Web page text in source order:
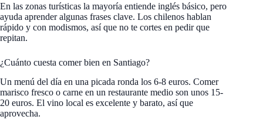
En las zonas turísticas la mayoría entiende inglés básico, pero
ayuda aprender algunas frases clave. Los chilenos hablan
rápido y con modismos, así que no te cortes en pedir que
repitan.
¿Cuánto cuesta comer bien en Santiago?
Un menú del día en una picada ronda los 6-8 euros. Comer
marisco fresco o carne en un restaurante medio son unos 15-
20 euros. El vino local es excelente y barato, así que
aprovecha.